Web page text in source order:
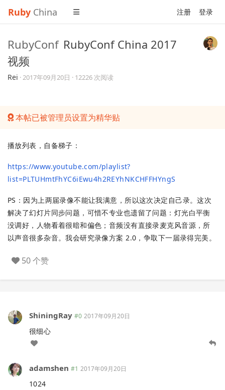
Ruby China 注册 登录
RubyConf RubyConf China 2017
视频
Rei ·2017年09月20日 · 12226 次阅读
本帖已被管理员设置为精华贴
播放列表，自备梯子：
https://www.youtube.com/playlist?
list=PLTUHmtFhYC6iEwu4h2REYhNKCHFFHYngS
PS：因为上两届录像不能让我满意，所以这次决定自己录。这次
解决了幻灯片同步问题，可惜不专业也遗留了问题：灯光白平衡
没调好，人物看着很暗和偏色；音频没有直接录麦克风音源，所
以声音很多杂音。我会研究录像方案 2.0，争取下一届录得完美。
50 个赞
ShiningRay #0 2017年09月20日
很细心
adamshen #1 2017年09月20日
1024